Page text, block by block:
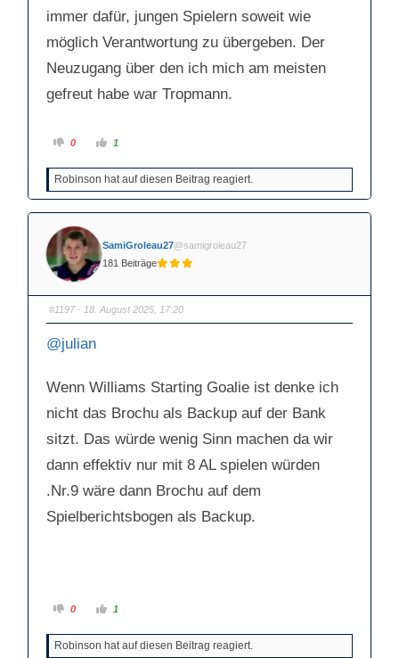
immer dafür, jungen Spielern soweit wie
möglich Verantwortung zu übergeben. Der
Neuzugang über den ich mich am meisten
gefreut habe war Tropmann.
A
l
i
c
k
f
ü
r
D
a
u
e
n
c
h
e
0
A
l
i
c
k
r
D
a
e
n
n
1
Robinson hat auf diesen Beitrag reagiert.
SamiGroleau27@samigroleau27
181 Beiträge
#1197· 18. August 2025, 17:20
@julian
Wenn Williams Starting Goalie ist denke ich
nicht das Brochu als Backup auf der Bank
sitzt. Das würde wenig Sinn machen da wir
dann effektiv nur mit 8 AL spielen würden
.Nr.9 wäre dann Brochu auf dem
Spielberichtsbogen als Backup.
A
l
i
0
A
l
i
1
Robinson hat auf diesen Beitrag reagiert.